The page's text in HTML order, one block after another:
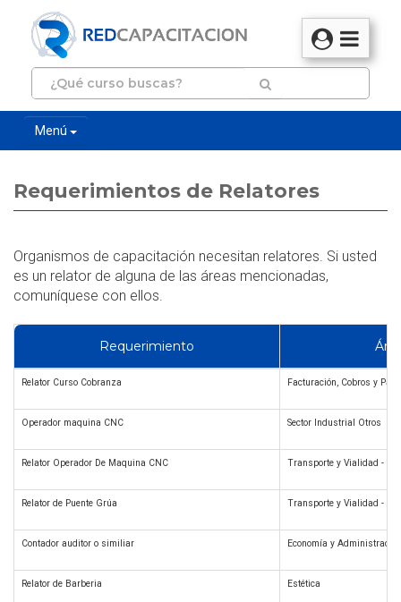
Menú
Requerimientos de Relatores
Organismos de capacitación necesitan relatores. Si usted
es un relator de alguna de las áreas mencionadas,
comuníquese con ellos.
Requerimiento
Relator Curso Cobranza Facturación, Cobros y
Operador maquina CNC Sector Industrial Otros
Relator Operador De Maquina CNC Transporte y Vialidad -
Relator de Puente Grúa Transporte y Vialidad -
Contador auditor o similiar Economía y
Relator de Barberia Estética